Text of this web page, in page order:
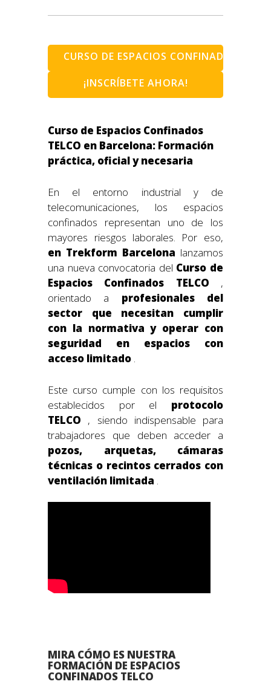
CURSO DE ESPACIOS CONFINADOS
¡INSCRÍBETE AHORA!
Curso de Espacios Confinados
TELCO en Barcelona: Formación
práctica, oficial y necesaria
En el entorno industrial y de
telecomunicaciones, los espacios
confinados representan uno de los
mayores riesgos laborales. Por eso,
en Trekform Barcelona lanzamos
una nueva convocatoria del Curso de
Espacios Confinados TELCO ,
orientado a profesionales del
sector que necesitan cumplir
con la normativa y operar con
seguridad en espacios con
acceso limitado .
Este curso cumple con los requisitos
establecidos por el protocolo
TELCO , siendo indispensable para
trabajadores que deben acceder a
pozos, arquetas, cámaras
técnicas o recintos cerrados con
ventilación limitada .
MIRA CÓMO ES NUESTRA
FORMACIÓN DE ESPACIOS
CONFINADOS TELCO